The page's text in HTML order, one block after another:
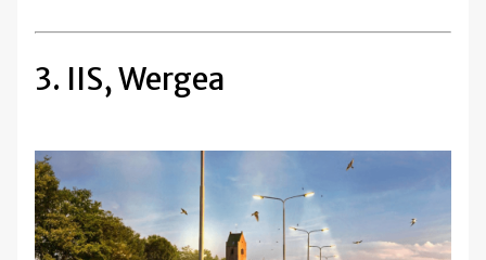
3. IIS, Wergea